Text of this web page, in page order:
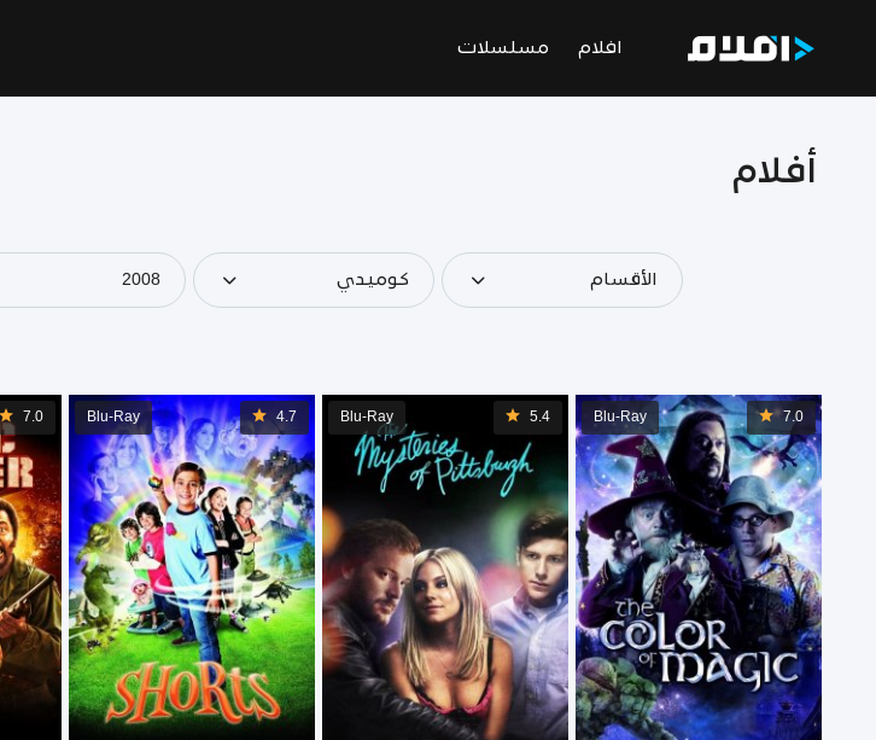
افلام مسلسلات
أفلام
الأقسام كوميدي 2008
7.0
Blu-Ray
5.4
Blu-Ray
4.7
Blu-Ray
7.0